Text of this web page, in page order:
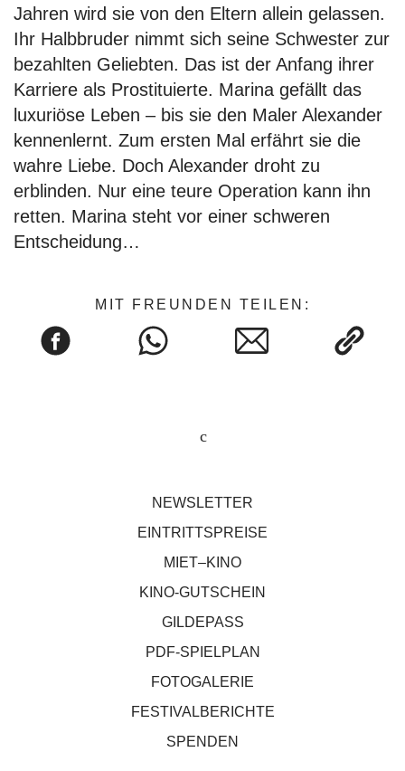
Jahren wird sie von den Eltern allein gelassen.
Ihr Halbbruder nimmt sich seine Schwester zur
bezahlten Geliebten. Das ist der Anfang ihrer
Karriere als Prostituierte. Marina gefällt das
luxuriöse Leben – bis sie den Maler Alexander
kennenlernt. Zum ersten Mal erfährt sie die
wahre Liebe. Doch Alexander droht zu
erblinden. Nur eine teure Operation kann ihn
retten. Marina steht vor einer schweren
Entscheidung…
MIT FREUNDEN TEILEN:
NEWSLETTER
EINTRITTSPREISE
MIET–KINO
KINO-GUTSCHEIN
GILDEPASS
PDF-SPIELPLAN
FOTOGALERIE
FESTIVALBERICHTE
SPENDEN